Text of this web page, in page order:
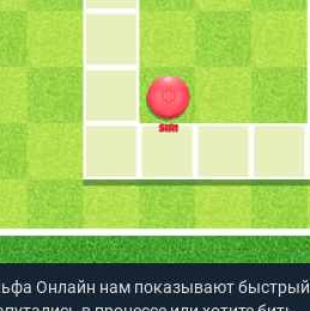
Онлайн нам показывают быстрый